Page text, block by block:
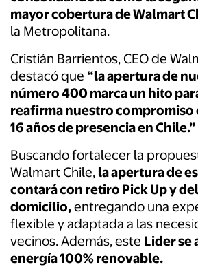
mayor cobertura de Walmart
la Metropolitana.
Cristián Barrientos, CEO de
destacó que “la apertura de
número 400 marca un hito
reafirma nuestro compromiso
16 años de presencia en Chile.”
Buscando fortalecer la
Walmart Chile, la apertura de
contará con retiro Pick Up y
domicilio,entregando una
flexible y adaptada a las
vecinos. Además, este Lider se
energía 100% renovable.